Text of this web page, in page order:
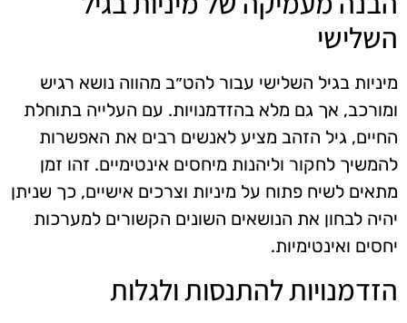
השלישי
מיניות בגיל השלישי עבור להט״ב מהווה נושא רגיש
ומורכב, אך גם מלא בהזדמנויות. עם העלייה בתוחלת
החיים, גיל הזהב מציע לאנשים רבים את האפשרות
להמשיך לחקור וליהנות מיחסים אינטימיים. זהו זמן
מתאים לשיח פתוח על מיניות וצרכים אישיים, כך שניתן
יהיה לבחון את הנושאים השונים הקשורים למערכות
יחסים ואינטימיות.
הזדמנויות להתנסות ולגלות